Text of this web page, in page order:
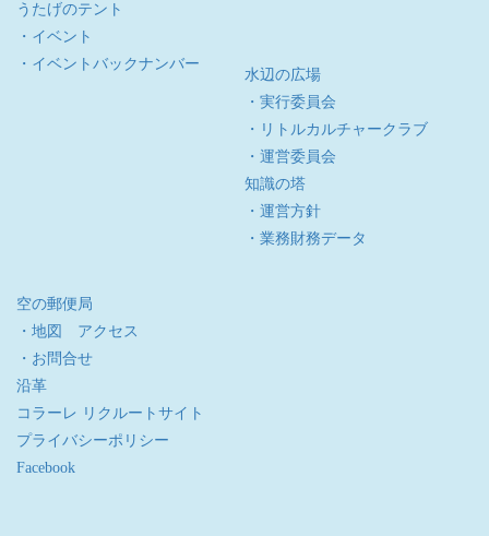
うたげのテント
・イベント
・イベントバックナンバー
水辺の広場
・実行委員会
・リトルカルチャークラブ
・運営委員会
知識の塔
・運営方針
・業務財務データ
空の郵便局
・地図 アクセス
・お問合せ
沿革
コラーレ リクルートサイト
プライバシーポリシー
Facebook